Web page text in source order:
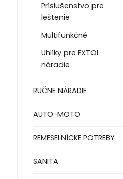
Príslušenstvo pre
leštenie
Multifunkčné
Uhlíky pre EXTOL
náradie
RUČNE NÁRADIE
AUTO-MOTO
REMESELNÍCKE POTREBY
SANITA